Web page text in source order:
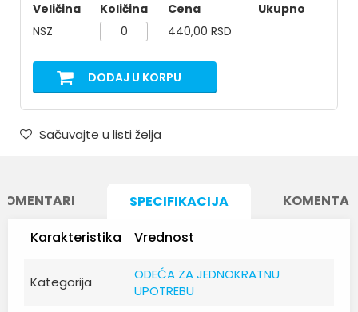
Veličina Količina Cena
Ukupno
NSZ
440,00 RSD
DODAJ U KORPU
Sačuvajte u listi želja
SPECIFIKACIJA
Karakteristika
Vrednost
Kategorija
ODEĆA ZA JEDNOKRATNU
UPOTREBU